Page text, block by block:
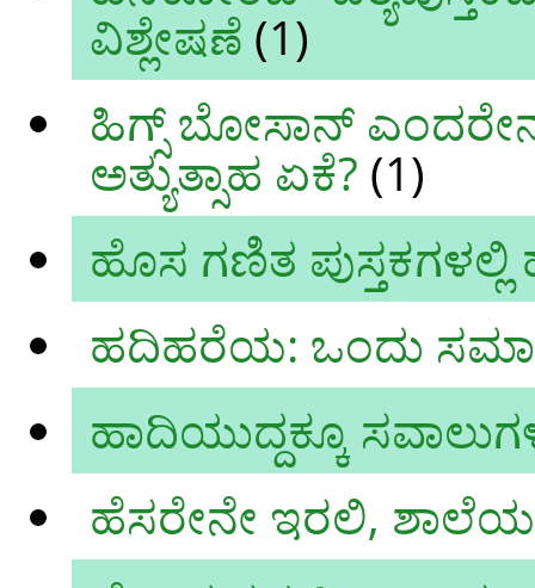
ವಿಶ್ಲೇಷಣೆ (1)
ಹಿಗ್ಸ್ ಬೋಸಾನ್
ಅತ್ಯುತ್ಸಾಹ ಏಕೆ? (1)
ಹೊಸ ಗಣಿತ
ಹದಿಹರೆಯ: ಒಂದು
ಹಾದಿಯುದ್ದಕ್ಕೂ
ಹೆಸರೇನೇ ಇರಲಿ,